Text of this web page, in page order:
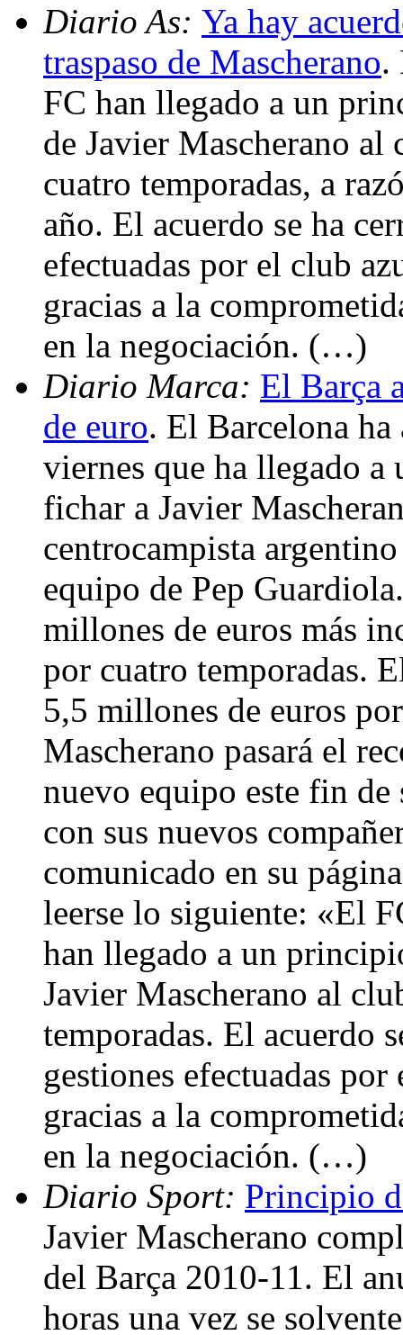
Diario As: Ya hay
traspaso de Mascherano.
FC han llegado a un
de Javier Mascherano al
cuatro temporadas, a
año. El acuerdo se ha
efectuadas por el club
gracias a la
en la negociación. (…)
Diario Marca: El Barça
de euro. El Barcelona ha
viernes que ha llegado
fichar a Javier
centrocampista
equipo de Pep
millones de euros más
por cuatro temporadas.
5,5 millones de euros
Mascherano pasará el
nuevo equipo este fin de
con sus nuevos
comunicado en su
leerse lo siguiente: «El
han llegado a un
Javier Mascherano al
temporadas. El acuerdo
gestiones efectuadas
gracias a la
en la negociación. (…)
Diario Sport: Principio
Javier Mascherano
del Barça 2010-11. El
horas una vez se